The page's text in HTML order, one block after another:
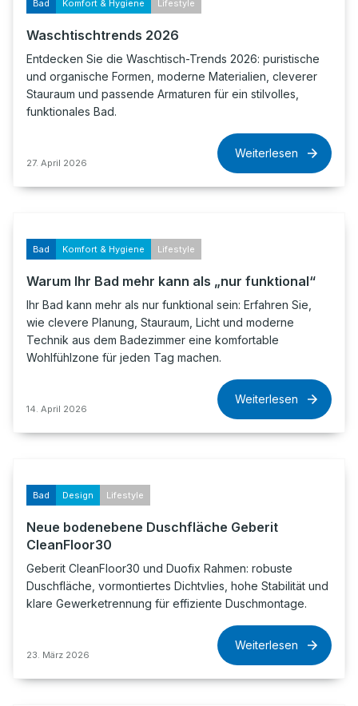
Bad Komfort & Hygiene Lifestyle
Waschtischtrends 2026
Entdecken Sie die Waschtisch-Trends 2026: puristische
und organische Formen, moderne Materialien, cleverer
Stauraum und passende Armaturen für ein stilvolles,
funktionales Bad.
27. April 2026
Weiterlesen
Bad Komfort & Hygiene Lifestyle
Warum Ihr Bad mehr kann als „nur funktional“
Ihr Bad kann mehr als nur funktional sein: Erfahren Sie,
wie clevere Planung, Stauraum, Licht und moderne
Technik aus dem Badezimmer eine komfortable
Wohlfühlzone für jeden Tag machen.
14. April 2026
Weiterlesen
Bad Design Lifestyle
Neue bodenebene Duschfläche Geberit
CleanFloor30
Geberit CleanFloor30 und Duofix Rahmen: robuste
Duschfläche, vormontiertes Dichtvlies, hohe Stabilität und
klare Gewerketrennung für effiziente Duschmontage.
23. März 2026
Weiterlesen